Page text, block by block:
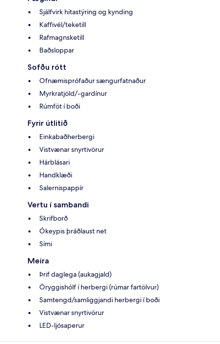
Sjálfvirk hitastýring og kynding
Kaffivél/teketill
Rafmagnsketill
Baðsloppar
Sofðu rótt
Ofnæmisprófaður sængurfatnaður
Myrkratjöld/-gardínur
Rúmföt í boði
Fyrir útlitið
Einkabaðherbergi
Vistvænar snyrtivörur
Hárblásari
Handklæði
Salernispappír
Vertu í sambandi
Skrifborð
Ókeypis þráðlaust net
Sími
Meira
Þrif daglega (aukagjald)
Öryggishólf í herbergi (rúmar fartölvur)
Samtengd/samliggjandi herbergi í boði
Vistvænar snyrtivörur
LED-ljósaperur